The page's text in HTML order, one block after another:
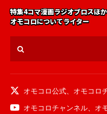
特集4コマ漫画ラジオブロスほ
オモコロについてライター
オモコロ公式
オモコロ
オモコロチャンネル
オ